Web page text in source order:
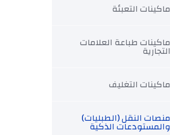
ماكينات التعبئة
ماكينات طباعة العلامات
التجارية
ماكينات التغليف
منصات النقل (الطبليات)
والمستودعات الذكية